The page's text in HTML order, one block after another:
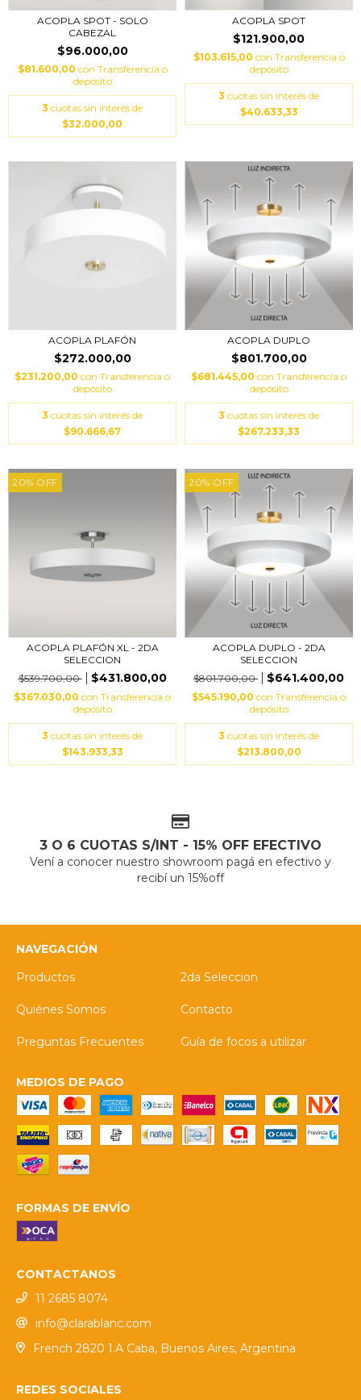
ACOPLA SPOT - SOLO
CABEZAL
$96.000,00
$81.600,00 con Transferencia o
depósito
3 cuotas sin interés de
$32.000,00
ACOPLA SPOT
$121.900,00
$103.615,00 con Transferencia o
depósito
3 cuotas sin interés de
$40.633,33
ACOPLA PLAFÓN
$272.000,00
$231.200,00 con Transferencia o
depósito
3 cuotas sin interés de
$90.666,67
ACOPLA DUPLO
$801.700,00
$681.445,00 con Transferencia o
depósito
3 cuotas sin interés de
$267.233,33
20% OFF
ACOPLA PLAFÓN XL - 2DA
SELECCION
$539.700,00
$431.800,00
$367.030,00 con Transferencia o
depósito
3 cuotas sin interés de
$143.933,33
20% OFF
ACOPLA DUPLO - 2DA
SELECCION
$801.700,00
$641.400,00
$545.190,00 con Transferencia o
depósito
3 cuotas sin interés de
$213.800,00
3 O 6 CUOTAS S/INT - 15% OFF EFECTIVO
Vení a conocer nuestro showroom pagá en efectivo y
recibí un 15%off
NAVEGACIÓN
Productos
2da Seleccion
Quiénes Somos Contacto
Preguntas Frecuentes Guía de focos a utilizar
MEDIOS DE PAGO
FORMAS DE ENVÍO
CONTACTANOS
11 2685 8074
info@clarablanc.com
French 2820 1.A Caba, Buenos Aires, Argentina
REDES SOCIALES